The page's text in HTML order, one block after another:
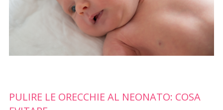
PULIRE LE ORECCHIE AL NEONATO: COSA